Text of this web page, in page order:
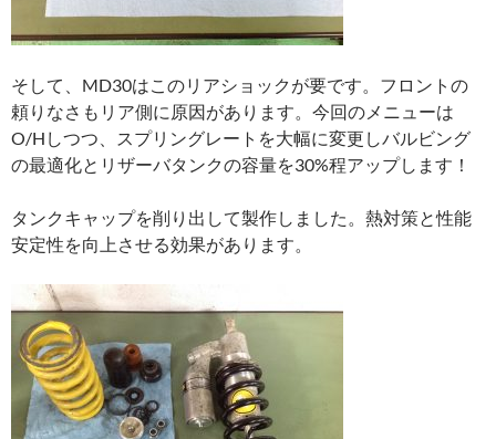
そして、MD30はこのリアショックが要です。フロントの
頼りなさもリア側に原因があります。今回のメニューは
O/Hしつつ、スプリングレートを大幅に変更しバルビング
の最適化とリザーバタンクの容量を30%程アップします！
タンクキャップを削り出して製作しました。熱対策と性能
安定性を向上させる効果があります。